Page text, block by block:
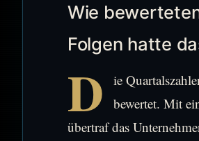
Wie
Folgen hatte
D ie
bewertet. Mit
übertraf das